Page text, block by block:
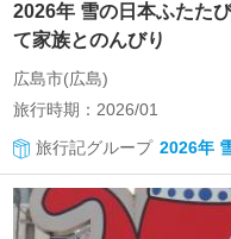
2026年 雪の日本ふたた
て家族とのんびり
広島市(広島)
旅行時期：2026/01
旅行記グループ 2026年